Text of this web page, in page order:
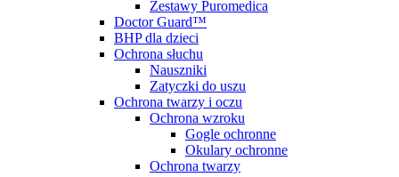
Zestawy Puromedica
Doctor Guard™
BHP dla dzieci
Ochrona słuchu
Nauszniki
Zatyczki do uszu
Ochrona twarzy i oczu
Ochrona wzroku
Gogle ochronne
Okulary ochronne
Ochrona twarzy